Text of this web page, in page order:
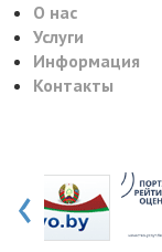
О нас
Услуги
Информация
Контакты
‹